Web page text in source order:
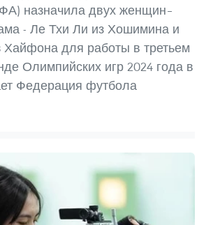
назначила двух женщин–
- Ле Тхи Ли из Хошимина и
для работы в третьем
Олимпийских игр 2024 года в
Федерация футбола